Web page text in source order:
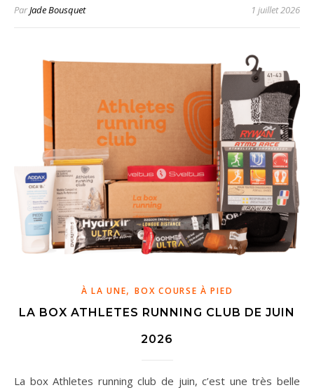
ParJade Bousquet 1 juillet 2026
À LA UNE,BOX COURSE À PIED
LA BOX ATHLETES RUNNING CLUB DE JUIN
2026
La box Athletes running club de juin, c’est une très belle